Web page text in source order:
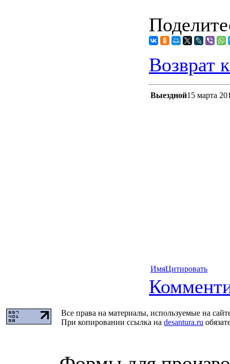
Возврат
Выездной15 марта
ИмяЦитировать
Все права на материалы, используемые на
При копировании ссылка на desantura.ru